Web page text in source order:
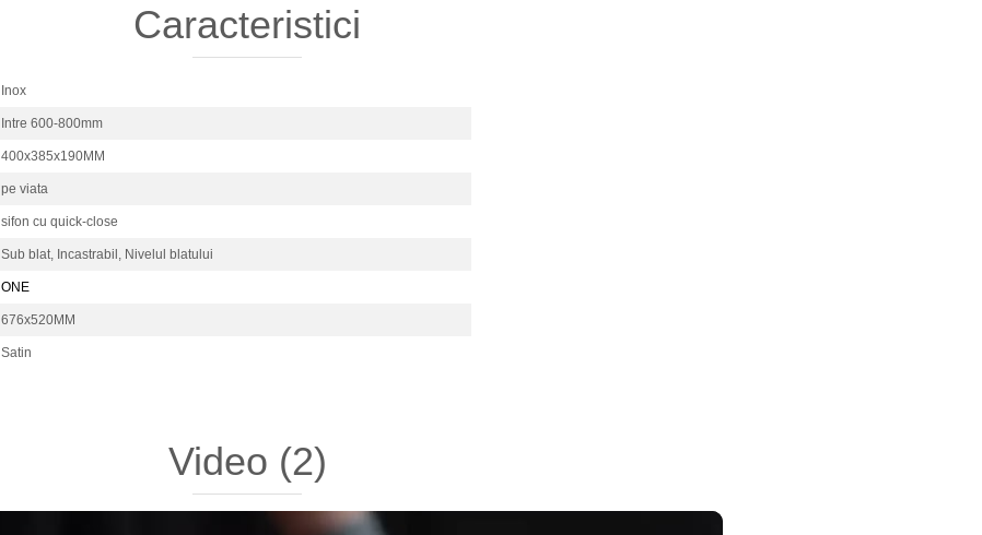
Caracteristici
Inox
Intre 600-800mm
400x385x190MM
pe viata
sifon cu quick-close
Sub blat, Incastrabil, Nivelul blatului
ONE
676x520MM
Satin
Video (2)